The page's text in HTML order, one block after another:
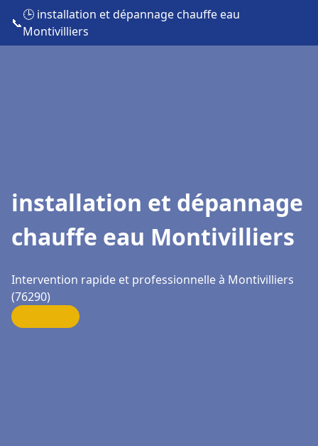
📞
🕒 installation et dépannage chauffe eau
Montivilliers
installation et dépannage
chauffe eau Montivilliers
Intervention rapide et professionnelle à Montivilliers
(76290)